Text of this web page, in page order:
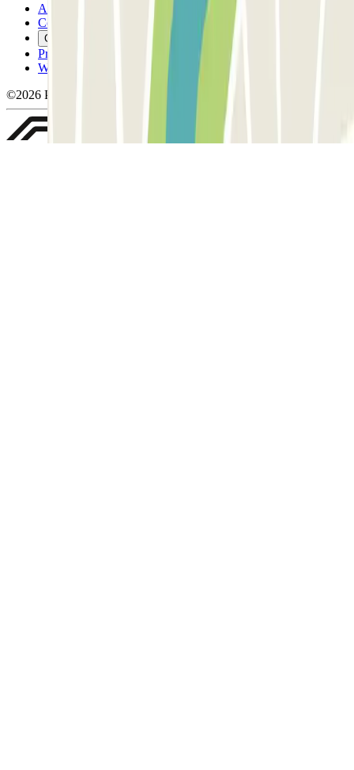
Annuleringsvoorwaarden
Cookiebeleid
Cookies beheren
Privacybeleid
Whistleblowing
©2026 Parclick. All rights reserved